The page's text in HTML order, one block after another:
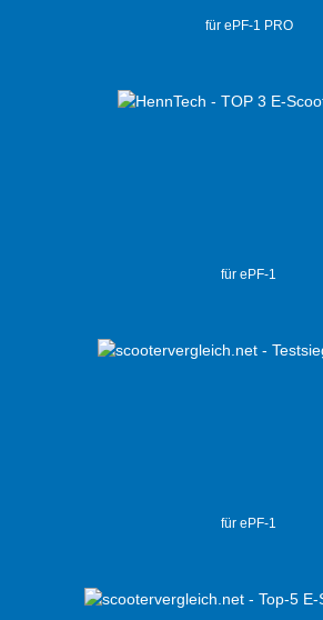
für ePF-1 PRO
für ePF-1
für ePF-1